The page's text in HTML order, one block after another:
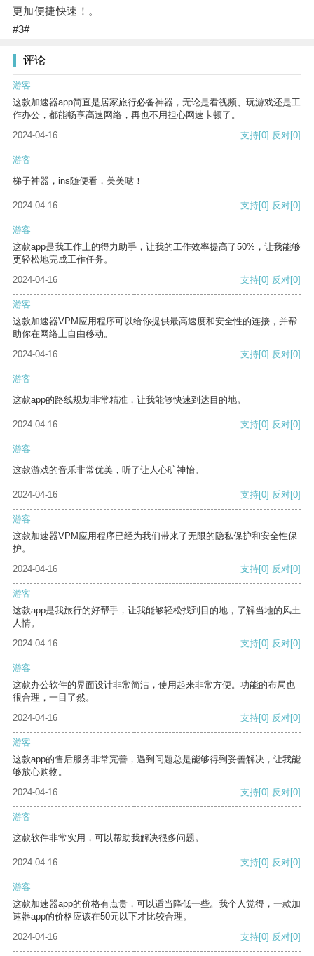
更加便捷快速！。
#3#
评论
游客
这款加速器app简直是居家旅行必备神器，无论是看视频、玩游戏还是工
作办公，都能畅享高速网络，再也不用担心网速卡顿了。
2024-04-16
支持[0] 反对[0]
游客
梯子神器，ins随便看，美美哒！
2024-04-16 支持[0] 反对[0]
游客
这款app是我工作上的得力助手，让我的工作效率提高了50%，让我能够
更轻松地完成工作任务。
2024-04-16
支持[0] 反对[0]
游客
这款加速器VPM应用程序可以给你提供最高速度和安全性的连接，并帮
助你在网络上自由移动。
2024-04-16
支持[0] 反对[0]
游客
这款app的路线规划非常精准，让我能够快速到达目的地。
2024-04-16 支持[0] 反对[0]
游客
这款游戏的音乐非常优美，听了让人心旷神怡。
2024-04-16 支持[0] 反对[0]
游客
这款加速器VPM应用程序已经为我们带来了无限的隐私保护和安全性保
护。
2024-04-16
支持[0] 反对[0]
游客
这款app是我旅行的好帮手，让我能够轻松找到目的地，了解当地的风土
人情。
2024-04-16
支持[0] 反对[0]
游客
这款办公软件的界面设计非常简洁，使用起来非常方便。功能的布局也
很合理，一目了然。
2024-04-16
支持[0] 反对[0]
游客
这款app的售后服务非常完善，遇到问题总是能够得到妥善解决，让我能
够放心购物。
2024-04-16
支持[0] 反对[0]
游客
这款软件非常实用，可以帮助我解决很多问题。
2024-04-16 支持[0] 反对[0]
游客
这款加速器app的价格有点贵，可以适当降低一些。我个人觉得，一款加
速器app的价格应该在50元以下才比较合理。
2024-04-16
支持[0] 反对[0]